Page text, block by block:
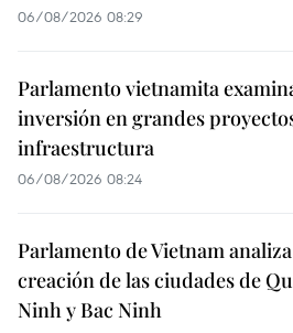
06/08/2026 08:29
Parlamento vietnamita
inversión en grandes
infraestructura
06/08/2026 08:24
Parlamento de Vietnam
creación de las ciudades de
Ninh y Bac Ninh